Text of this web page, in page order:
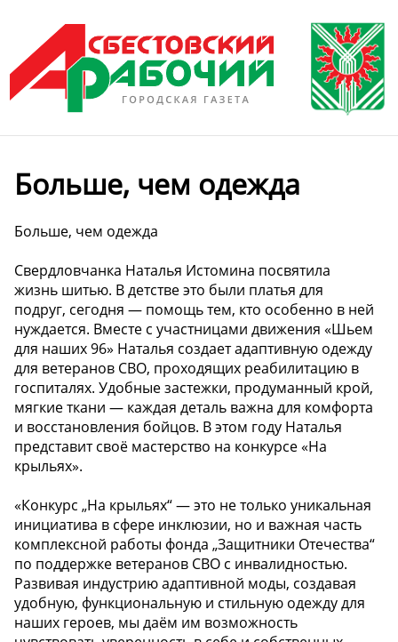
Больше, чем одежда
Больше, чем одежда
Свердловчанка Наталья Истомина посвятила
жизнь шитью. В детстве это были платья для
подруг, сегодня — помощь тем, кто особенно в ней
нуждается. Вместе с участницами движения «Шьем
для наших 96» Наталья создает адаптивную одежду
для ветеранов СВО, проходящих реабилитацию в
госпиталях. Удобные застежки, продуманный крой,
мягкие ткани — каждая деталь важна для комфорта
и восстановления бойцов. В этом году Наталья
представит своё мастерство на конкурсе «На
крыльях».
«Конкурс „На крыльях“ — это не только уникальная
инициатива в сфере инклюзии, но и важная часть
комплексной работы фонда „Защитники Отечества“
по поддержке ветеранов СВО с инвалидностью.
Развивая индустрию адаптивной моды, создавая
удобную, функциональную и стильную одежду для
наших героев, мы даём им возможность